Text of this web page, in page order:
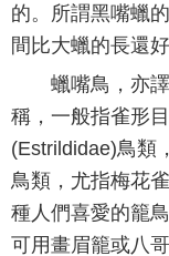
的。所謂黑嘴蠟
間比大蠟的長還
蠟嘴鳥，亦
稱，一般指雀形
(Estrildidae)鳥類
鳥類，尤指梅花
種人們喜愛的籠
可用畫眉籠或八